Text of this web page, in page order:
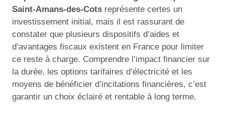
Saint-Amans-des-Cots représente certes un
investissement initial, mais il est rassurant de
constater que plusieurs dispositifs d’aides et
d’avantages fiscaux existent en France pour limiter
ce reste à charge. Comprendre l’impact financier sur
la durée, les options tarifaires d’électricité et les
moyens de bénéficier d’incitations financières, c’est
garantir un choix éclairé et rentable à long terme.